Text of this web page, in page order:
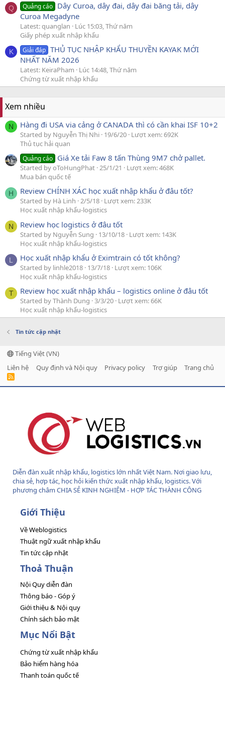
Q Quảng cáo Dây Curoa, dây đai, dây đai băng tải, dây
Curoa Megadyne
Latest: quanglan
Lúc 15:03, Thứ năm
Giấy phép xuất nhập khẩu
K Giải đáp THỦ TỤC NHẬP KHẨU THUYỀN KAYAK MỚI
NHẤT NĂM 2026
Latest: KeiraPham
Lúc 14:48, Thứ năm
Chứng từ xuất nhập khẩu
Xem nhiều
N Hàng đi USA via cảng ở CANADA thì có cần khai ISF 10+2
Started by Nguyễn Thị Nhi 19/6/20 Lượt xem: 692K
Thủ tục hải quan
Quảng cáo Giá Xe tải Faw 8 tấn Thùng 9M7 chở pallet.
Started by oToHungPhat 25/1/21
Lượt xem: 468K
Mua bán quốc tế
H Review CHÍNH XÁC học xuất nhập khẩu ở đâu tốt?
Started by Hà Linh 2/5/18 Lượt xem: 233K
Học xuất nhập khẩu-logistics
N Review học logistics ở đâu tốt
Started by Nguyễn Sung 13/10/18 Lượt xem: 143K
Học xuất nhập khẩu-logistics
L Học xuất nhập khẩu ở Eximtrain có tốt không?
Started by linhle2018 13/7/18 Lượt xem: 106K
Học xuất nhập khẩu-logistics
T Review học xuất nhập khẩu – logistics online ở đâu tốt
Started by Thành Dung 3/3/20 Lượt xem: 66K
Học xuất nhập khẩu-logistics
Tin tức cập nhật
Tiếng Việt (VN)
Liên hệ
Quy định và Nội quy Privacy policy Trợ giúp Trang chủ
R
Diễn đàn xuất nhập khẩu, logistics lớn nhất Việt Nam. Nơi giao lưu,
chia sẻ, hợp tác, học hỏi kiến thức xuất nhập khẩu, logistics. Với
phương châm CHIA SẺ KINH NGHIỆM - HỢP TÁC THÀNH CÔNG
Giới Thiệu
Về Weblogistics
Thuật ngữ xuất nhập khẩu
Tin tức cập nhật
Thoả Thuận
Nội Quy diễn đàn
Thông báo - Góp ý
Giới thiệu & Nội quy
Chính sách bảo mật
Mục Nổi Bật
Chứng từ xuất nhập khẩu
Bảo hiểm hàng hóa
Thanh toán quốc tế